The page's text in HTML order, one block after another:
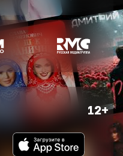
12+